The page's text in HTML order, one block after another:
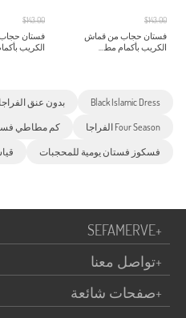
$143.00
فستان حجاب من قماش
الكريب بأكمام مط...
$143.00
فستان
الكريب
Black Islamic Dress بدون عنق الفراجا
Four Season الفراجا كم مطاطي
فسكوز فستان يومية للمحجبات
SEFAMERVE+
تواصل معنا+
صفحات شائعة+